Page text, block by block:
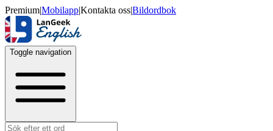
Premium|Mobilapp|Kontakta oss|Bildordbok
Toggle navigation